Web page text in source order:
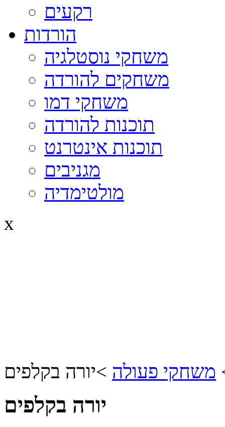
רקעים
הורדות
משחקי נוסטלגיה
משחקים להורדה
משחקי דמו
תוכנות להורדה
תוכנות אינטרנט
מגניבים
מולטימדיה
x
משחקי פעולה >יורה בקלפים
יורה בקלפים